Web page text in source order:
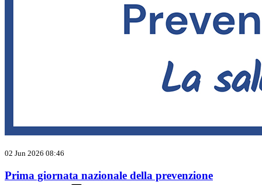
02 Jun 2026 08:46
Prima giornata nazionale della prevenzione